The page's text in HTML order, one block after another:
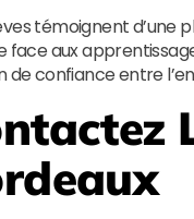
témoignent d’une
face aux
de confiance entre